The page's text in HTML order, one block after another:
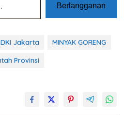
Berlangganan
DKI Jakarta MINYAK GORENG
Provinsi